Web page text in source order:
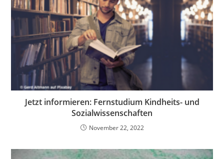
Jetzt informieren: Fernstudium Kindheits- und
Sozialwissenschaften
November 22, 2022